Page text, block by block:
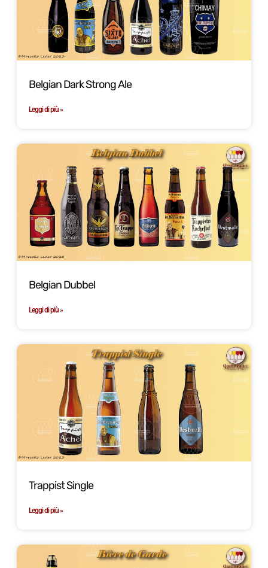
Belgian Dark Strong Ale
Leggi di più »
Belgian Dubbel
Leggi di più »
Trappist Single
Leggi di più »